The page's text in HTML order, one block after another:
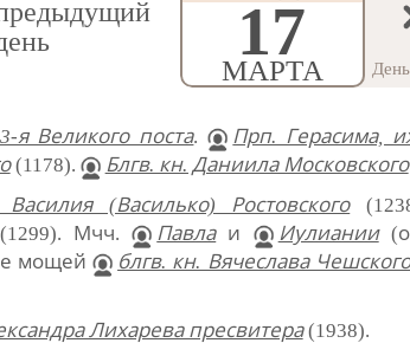
17
МАРТА
я Великого поста. Прп. Герасима,
(1178). Блгв. кн. Даниила Московского
(Василько) Ростовского
Мчч. Павлаи Иулиании
мощей
блгв. кн. Вячеслава Чешского
Лихарева пресвитера(1938).